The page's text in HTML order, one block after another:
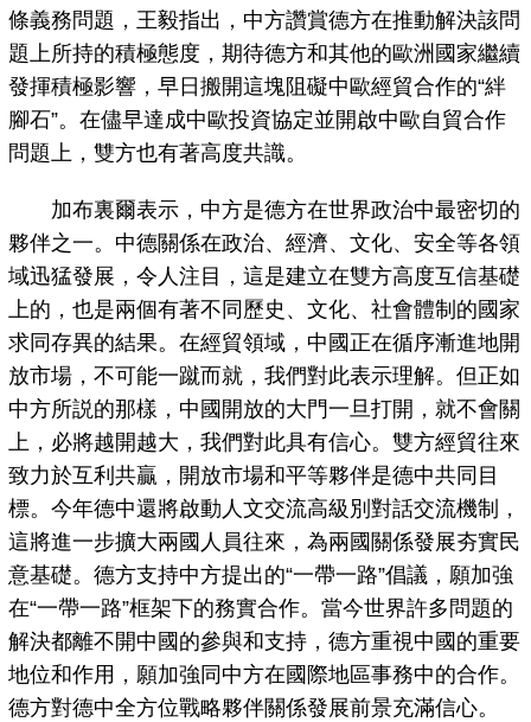
條義務問題，王毅指出，中方讚賞德方在推動解決該問
題上所持的積極態度，期待德方和其他的歐洲國家繼續
發揮積極影響，早日搬開這塊阻礙中歐經貿合作的“絆
腳石”。在儘早達成中歐投資協定並開啟中歐自貿合作
問題上，雙方也有著高度共識。
加布裏爾表示，中方是德方在世界政治中最密切的
夥伴之一。中德關係在政治、經濟、文化、安全等各領
域迅猛發展，令人注目，這是建立在雙方高度互信基礎
上的，也是兩個有著不同歷史、文化、社會體制的國家
求同存異的結果。在經貿領域，中國正在循序漸進地開
放市場，不可能一蹴而就，我們對此表示理解。但正如
中方所説的那樣，中國開放的大門一旦打開，就不會關
上，必將越開越大，我們對此具有信心。雙方經貿往來
致力於互利共贏，開放市場和平等夥伴是德中共同目
標。今年德中還將啟動人文交流高級別對話交流機制，
這將進一步擴大兩國人員往來，為兩國關係發展夯實民
意基礎。德方支持中方提出的“一帶一路”倡議，願加強
在“一帶一路”框架下的務實合作。當今世界許多問題的
解決都離不開中國的參與和支持，德方重視中國的重要
地位和作用，願加強同中方在國際地區事務中的合作。
德方對德中全方位戰略夥伴關係發展前景充滿信心。